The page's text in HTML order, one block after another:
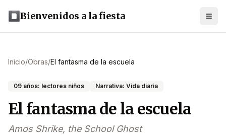
Bienvenidos a la fiesta
Inicio/Obras/El fantasma de la escuela
09 años: lectores niños Narrativa: Vida diaria
El fantasma de la escuela
Amos Shrike, the School Ghost